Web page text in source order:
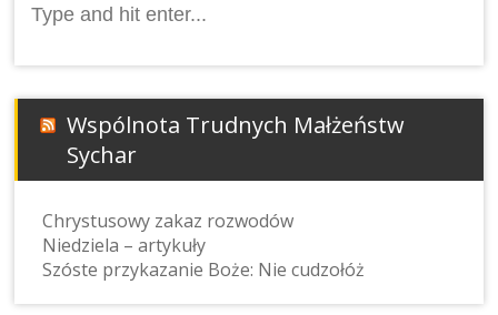
for:
Wspólnota Trudnych Małżeństw
Sychar
Chrystusowy zakaz rozwodów
Niedziela – artykuły
Szóste przykazanie Boże: Nie cudzołóż